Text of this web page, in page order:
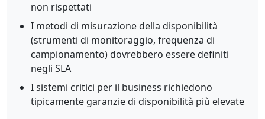
non rispettati
I metodi di misurazione della disponibilità
(strumenti di monitoraggio, frequenza di
campionamento) dovrebbero essere definiti
negli SLA
I sistemi critici per il business richiedono
tipicamente garanzie di disponibilità più elevate